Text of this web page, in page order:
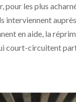
pour les plus
interviennent
en aide, la
court-circuitent